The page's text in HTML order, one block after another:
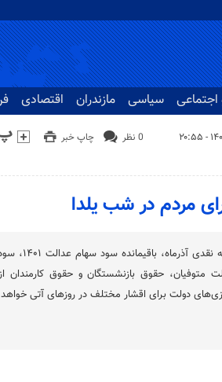
سیاسی مازندران اقتصادی
چاپ خبر
0 نظر
یارانه نقدی آذرماه،
متوفیان، حقوق بازنشستگان و حقوق کارمندان
دولت برای اقشار مختلف در روزهای آتی